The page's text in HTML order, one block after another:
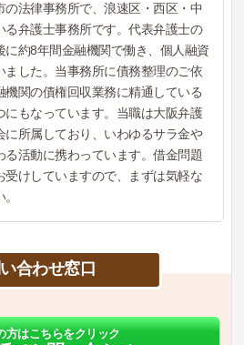
法律事務所で、浪速区・西区・中
る弁護士事務所です。代表弁護士の
に約8年間金融機関で働き、個人融資
ました。当事務所に債務整理のご依
関の債権回収業務に精通している
にもなっています。当職は大阪弁護
に所属しており、いわゆるサラ金や
る活動に携わっています。借金問題
受けしていますので、まずは気軽な
合わせ窓口
方はこちらをクリック